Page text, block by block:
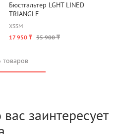
Бюстгальтер LGHT LINED
TRIANGLE
XSSM
17 950 ₸ 35 900 ₸
товаров
заинтересует